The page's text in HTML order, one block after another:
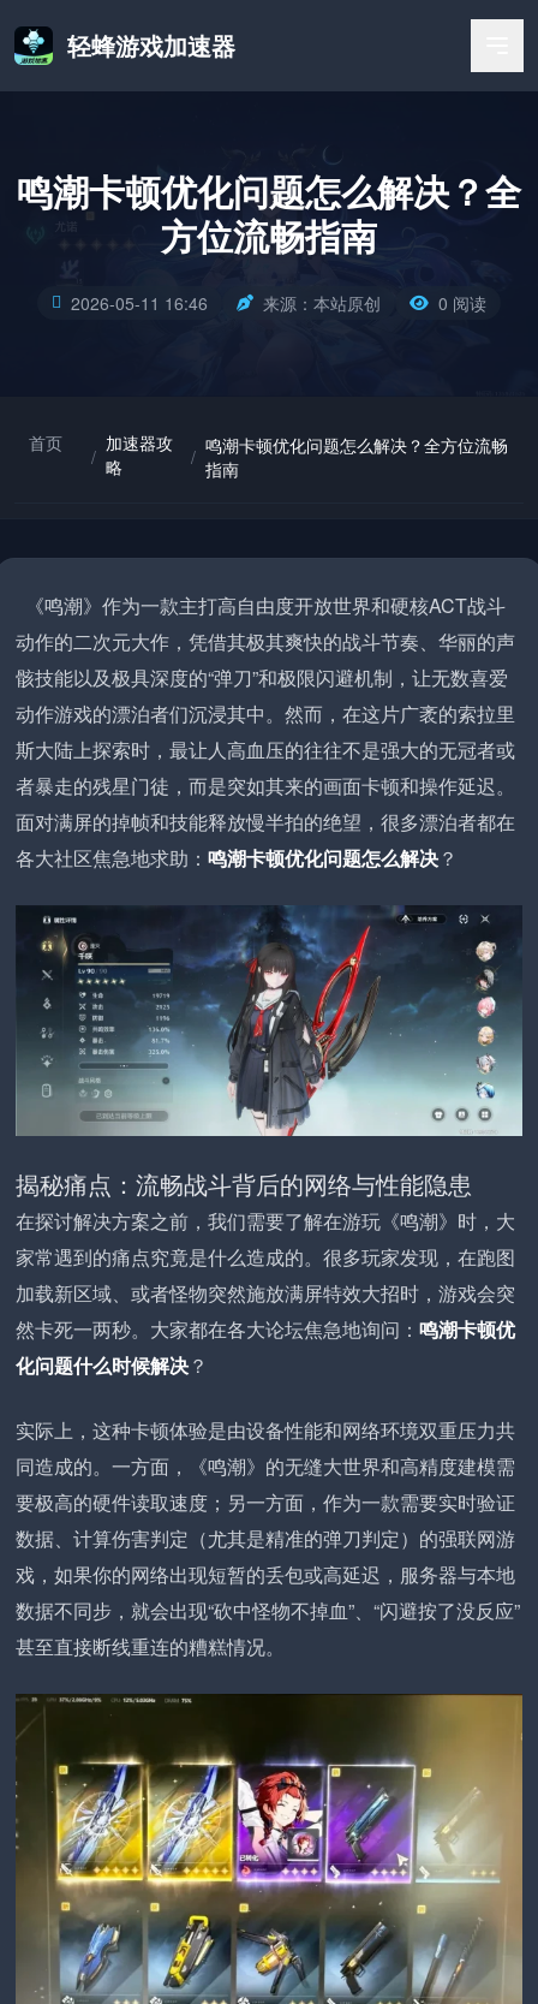
轻蜂游戏加速器
鸣潮卡顿优化问题怎么解决？全
方位流畅指南
2026-05-11 16:46 来源：本站原创 0 阅读
首页
/
加速器攻
略
/ 鸣潮卡顿优化问题怎么解决？全方位流畅
指南
《鸣潮》作为一款主打高自由度开放世界和硬核ACT战斗
动作的二次元大作，凭借其极其爽快的战斗节奏、华丽的声
骸技能以及极具深度的“弹刀”和极限闪避机制，让无数喜爱
动作游戏的漂泊者们沉浸其中。然而，在这片广袤的索拉里
斯大陆上探索时，最让人高血压的往往不是强大的无冠者或
者暴走的残星门徒，而是突如其来的画面卡顿和操作延迟。
面对满屏的掉帧和技能释放慢半拍的绝望，很多漂泊者都在
各大社区焦急地求助： 鸣潮卡顿优化问题怎么解决？
揭秘痛点：流畅战斗背后的网络与性能隐患
在探讨解决方案之前，我们需要了解在游玩《鸣潮》时，大
家常遇到的痛点究竟是什么造成的。很多玩家发现，在跑图
加载新区域、或者怪物突然施放满屏特效大招时，游戏会突
然卡死一两秒。大家都在各大论坛焦急地询问： 鸣潮卡顿优
化问题什么时候解决？
实际上，这种卡顿体验是由设备性能和网络环境双重压力共
同造成的。一方面，《鸣潮》的无缝大世界和高精度建模需
要极高的硬件读取速度；另一方面，作为一款需要实时验证
数据、计算伤害判定（尤其是精准的弹刀判定）的强联网游
戏，如果你的网络出现短暂的丢包或高延迟，服务器与本地
数据不同步，就会出现“砍中怪物不掉血”、“闪避按了没反应”
甚至直接断线重连的糟糕情况。